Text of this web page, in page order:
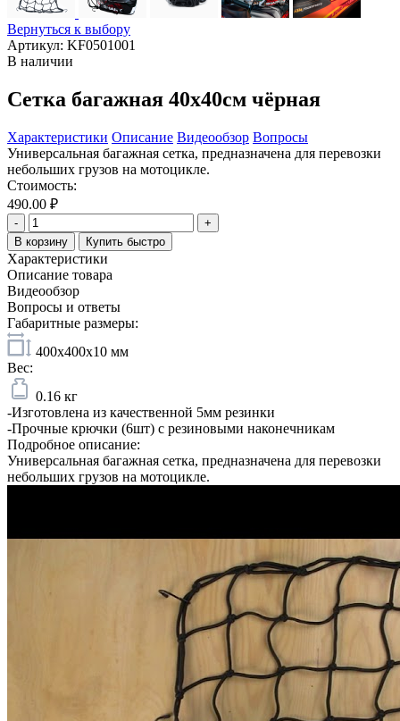
Вернуться к выбору
Артикул: KF0501001
В наличии
Сетка багажная 40х40см чёрная
Характеристики Описание Видеообзор Вопросы
Универсальная багажная сетка, предназначена для перевозки
небольших грузов на мотоцикле.
Стоимость:
490.00 ₽
-
+
В корзину
Купить быстро
Характеристики
Описание товара
Видеообзор
Вопросы и ответы
Габаритные размеры:
400x400x10 мм
Вес:
0.16 кг
-Изготовлена из качественной 5мм резинки
-Прочные крючки (6шт) с резиновыми наконечникам
Подробное описание:
Универсальная багажная сетка, предназначена для перевозки
небольших грузов на мотоцикле.